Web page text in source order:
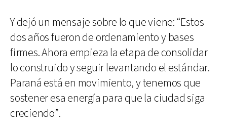
Y dejó un mensaje sobre lo que viene: “Estos
dos años fueron de ordenamiento y bases
firmes. Ahora empieza la etapa de consolidar
lo construido y seguir levantando el estándar.
Paraná está en movimiento, y tenemos que
sostener esa energía para que la ciudad siga
creciendo”.